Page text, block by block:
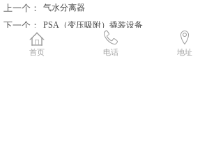
上一个： 气水分离器
下一个： PSA（变压吸附）撬装设备
首页 电话 地址